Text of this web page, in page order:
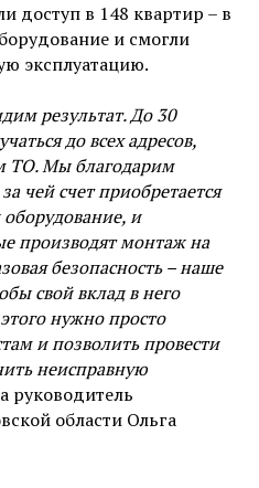
доступ в 148 квартир – в
и смогли
эксплуатацию.
результат. До 30
до всех адресов,
ТО. Мы благодарим
чей счет приобретается
и
производят монтаж на
безопасность – наше
свой вклад в него
нужно просто
и позволить провести
неисправную
руководитель
области Ольга